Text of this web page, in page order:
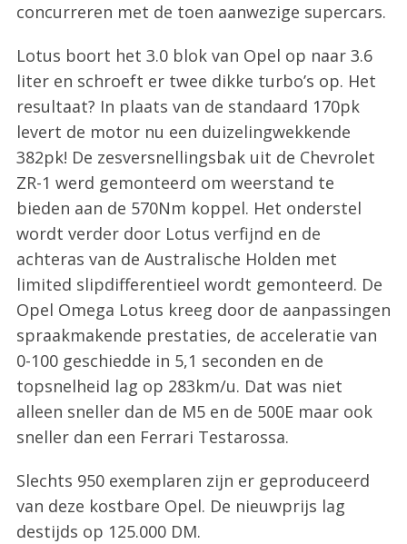
concurreren met de toen aanwezige supercars.
Lotus boort het 3.0 blok van Opel op naar 3.6
liter en schroeft er twee dikke turbo’s op. Het
resultaat? In plaats van de standaard 170pk
levert de motor nu een duizelingwekkende
382pk! De zesversnellingsbak uit de Chevrolet
ZR-1 werd gemonteerd om weerstand te
bieden aan de 570Nm koppel. Het onderstel
wordt verder door Lotus verfijnd en de
achteras van de Australische Holden met
limited slipdifferentieel wordt gemonteerd. De
Opel Omega Lotus kreeg door de aanpassingen
spraakmakende prestaties, de acceleratie van
0-100 geschiedde in 5,1 seconden en de
topsnelheid lag op 283km/u. Dat was niet
alleen sneller dan de M5 en de 500E maar ook
sneller dan een Ferrari Testarossa.
Slechts 950 exemplaren zijn er geproduceerd
van deze kostbare Opel. De nieuwprijs lag
destijds op 125.000 DM.